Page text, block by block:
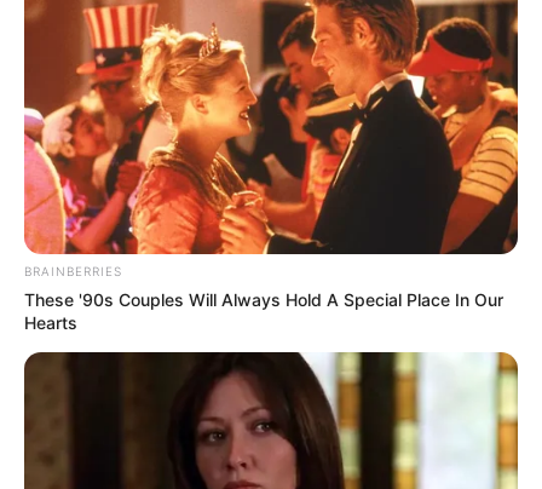
BRAINBERRIES
These '90s Couples Will Always Hold A Special Place In Our
Hearts